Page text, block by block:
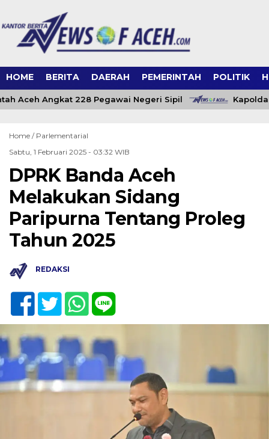
HOME BERITA DAERAH PEMERINTAH POLITIK
Aceh Angkat 228 Pegawai Negeri Sipil
Home / Parlementarial
Sabtu, 1 Februari 2025 - 03:32 WIB
DPRK Banda Aceh
Melakukan Sidang
Paripurna Tentang Proleg
Tahun 2025
REDAKSI